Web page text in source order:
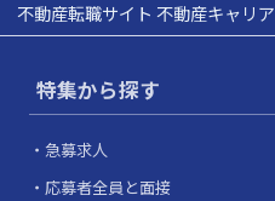
不動産転職サイト 不動産キャリア
特集から探す
急募求人
応募者全員と面接